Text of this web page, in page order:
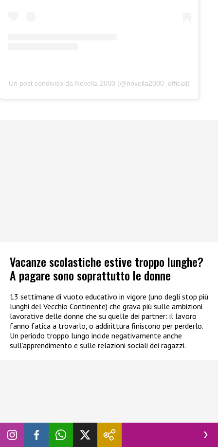
Un post condiviso da Novella 2000 (@novella2000_official)
Vacanze scolastiche estive troppo lunghe?
A pagare sono soprattutto le donne
13 settimane di vuoto educativo in vigore (uno degli stop più
lunghi del Vecchio Continente) che grava più sulle ambizioni
lavorative delle donne che su quelle dei partner: il lavoro
fanno fatica a trovarlo, o addirittura finiscono per perderlo.
Un periodo troppo lungo incide negativamente anche
sull’apprendimento e sulle relazioni sociali dei ragazzi.